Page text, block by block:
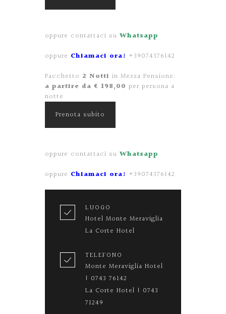
oppure contattaci su Whatsapp
oppure Chiamaci ora! +39074376142
Pacchetto 2 Notti in Mezza Pensione:
a partire da € 198,00 per persona a
notte
Prenota subito
oppure contattaci su Whatsapp
oppure Chiamaci ora! +39074376142
LUOGO
Hotel Monte Meraviglia
La Corte Hotel
TELEFONO
Monte Meraviglia Hotel
| 0743 76142
La Corte Hotel | 0743
71249